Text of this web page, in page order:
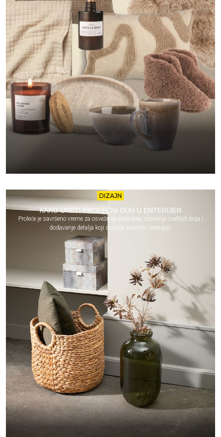
DIZAJN
KAKO UNETI PROLEĆNI DUH U ENTERIJER
Proleće je savršeno vreme za osveženje enterijera, unošenje svetlijih boja i
dodavanje detalja koji donose svežinu i energiju.